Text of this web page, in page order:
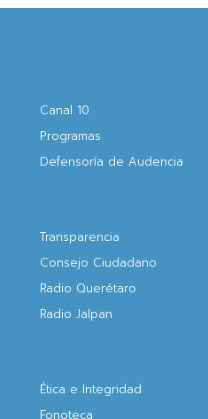
Canal 10
Programas
Defensoría de Audencia
Transparencia
Consejo Ciudadano
Radio Querétaro
Radio Jalpan
Ética e Integridad
Fonoteca